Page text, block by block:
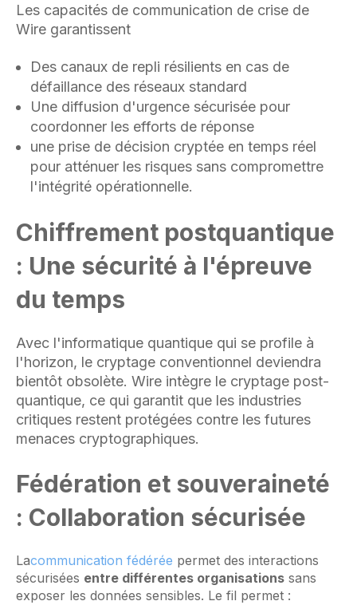
Les capacités de communication de crise de
Wire garantissent
Des canaux de repli résilients en cas de
défaillance des réseaux standard
Une diffusion d'urgence sécurisée pour
coordonner les efforts de réponse
une prise de décision cryptée en temps réel
pour atténuer les risques sans compromettre
l'intégrité opérationnelle.
Chiffrement postquantique
: Une sécurité à l'épreuve
du temps
Avec l'informatique quantique qui se profile à
l'horizon, le cryptage conventionnel deviendra
bientôt obsolète. Wire intègre le cryptage post-
quantique, ce qui garantit que les industries
critiques restent protégées contre les futures
menaces cryptographiques.
Fédération et souveraineté
: Collaboration sécurisée
Lacommunication fédérée permet des interactions
sécurisées entre différentes organisations sans
exposer les données sensibles. Le fil permet :